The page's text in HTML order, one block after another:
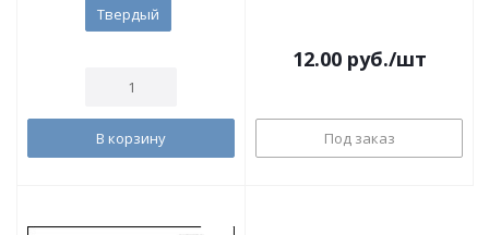
Твердый
В корзину
12.00руб./шт
Под заказ